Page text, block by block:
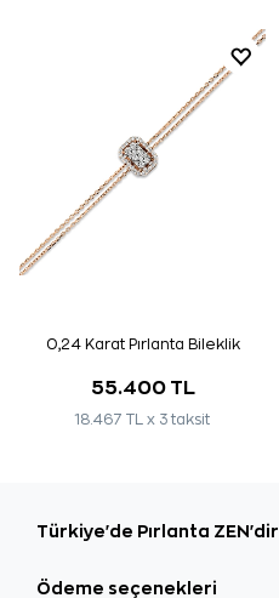
0,24 Karat Pırlanta Bileklik
55.400 TL
18.467 TL x 3 taksit
Türkiye'de Pırlanta ZEN'dir
Ödeme seçenekleri